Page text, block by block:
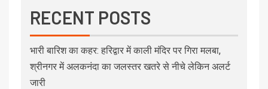
RECENT POSTS
भारी बारिश का कहर: हरिद्वार में काली मंदिर पर गिरा मलबा,
श्रीनगर में अलकनंदा का जलस्तर खतरे से नीचे लेकिन अलर्ट
जारी